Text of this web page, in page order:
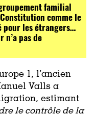
familial
comme le
pour les étrangers…
n’a pas de
1, l’ancien
Valls a
estimant
le contrôle de la